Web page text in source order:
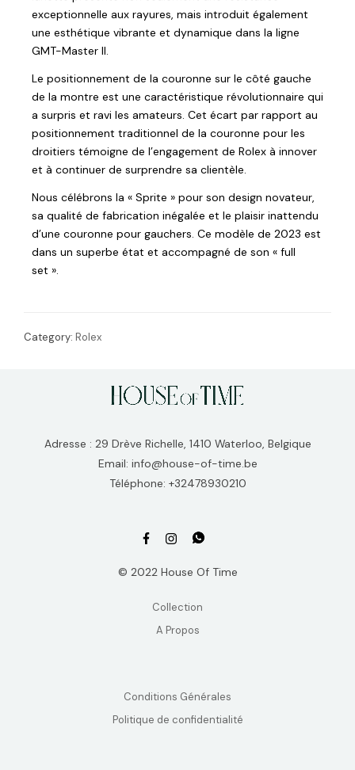
exceptionnelle aux rayures, mais introduit également
une esthétique vibrante et dynamique dans la ligne
GMT-Master II.
Le positionnement de la couronne sur le côté gauche
de la montre est une caractéristique révolutionnaire qui
a surpris et ravi les amateurs. Cet écart par rapport au
positionnement traditionnel de la couronne pour les
droitiers témoigne de l’engagement de Rolex à innover
et à continuer de surprendre sa clientèle.
Nous célébrons la « Sprite » pour son design novateur,
sa qualité de fabrication inégalée et le plaisir inattendu
d’une couronne pour gauchers. Ce modèle de 2023 est
dans un superbe état et accompagné de son « full
set ».
Category: Rolex
Adresse : 29 Drève Richelle, 1410 Waterloo, Belgique
Email: info@house-of-time.be
Téléphone: +32478930210
© 2022 House Of Time
Collection
A Propos
Conditions Générales
Politique de confidentialité